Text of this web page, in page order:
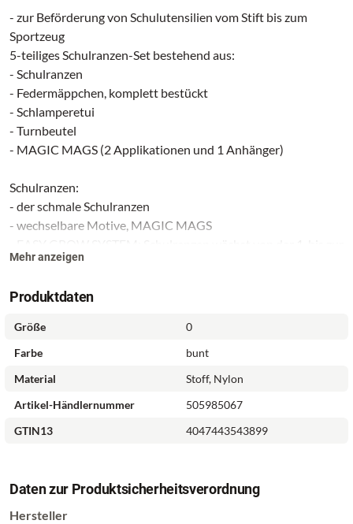
- zur Beförderung von Schulutensilien vom Stift bis zum
Sportzeug
5-teiliges Schulranzen-Set bestehend aus:
- Schulranzen
- Federmäppchen, komplett bestückt
- Schlamperetui
- Turnbeutel
- MAGIC MAGS (2 Applikationen und 1 Anhänger)
Schulranzen:
- der schmale Schulranzen
- wechselbare Motive, MAGIC MAGS
4. Klasse mit
ergonomisch geschwungene, atmungsaktive Rückenpartie
Positionierung
- abnehmbarer, höhenverstellbarer Brustgurt
- gepolsterte, abnehmbare Hüftflosse mit kleinem Seitenfach
- isolierte, nach außen wachsende Fronttasche mit
Auslaufösen
- Aufhängeschlaufe
Mehr anzeigen
Produktdaten
Größe
0
Farbe
bunt
Material
Stoff, Nylon
Artikel-Händlernummer
505985067
GTIN13
4047443543899
Daten zur Produktsicherheitsverordnung
Hersteller